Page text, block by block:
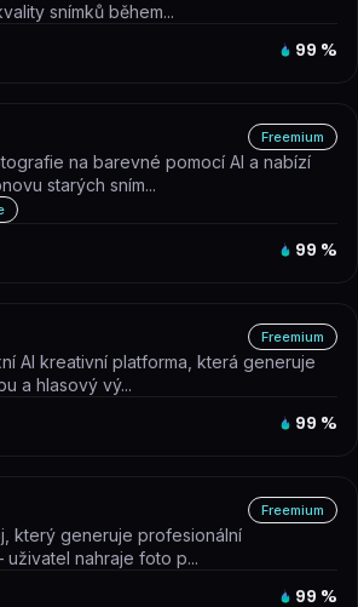
snímků během...
99 %
Freemium
na barevné pomocí AI a nabízí
starých sním...
99 %
Freemium
AI kreativní platforma, která generuje
a hlasový vý...
99 %
Freemium
který generuje profesionální
nahraje foto p...
99 %